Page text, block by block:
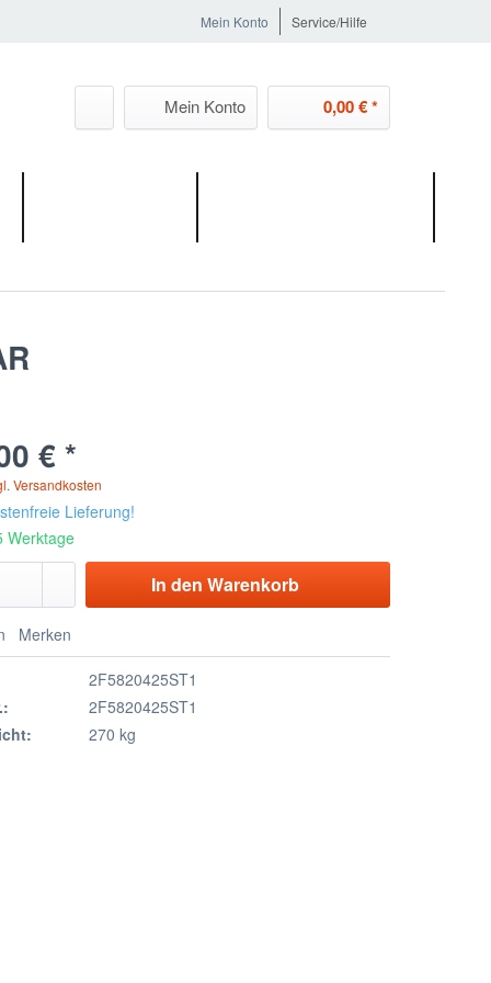
Mein Konto Service/Hilfe
Mein Konto 0,00 € *
€ *
Versandkosten
Lieferung!
Werktage
In den Warenkorb
Merken
2F5820425ST1
2F5820425ST1
270 kg